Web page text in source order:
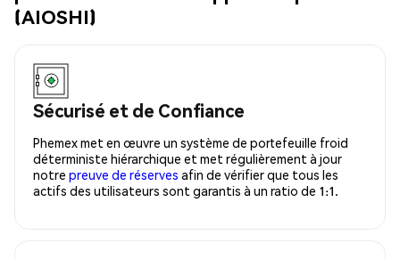
(AIOSHI)
Sécurisé et de Confiance
Phemex met en œuvre un système de portefeuille froid
déterministe hiérarchique et met régulièrement à jour
notre preuve de réserves afin de vérifier que tous les
actifs des utilisateurs sont garantis à un ratio de 1:1.